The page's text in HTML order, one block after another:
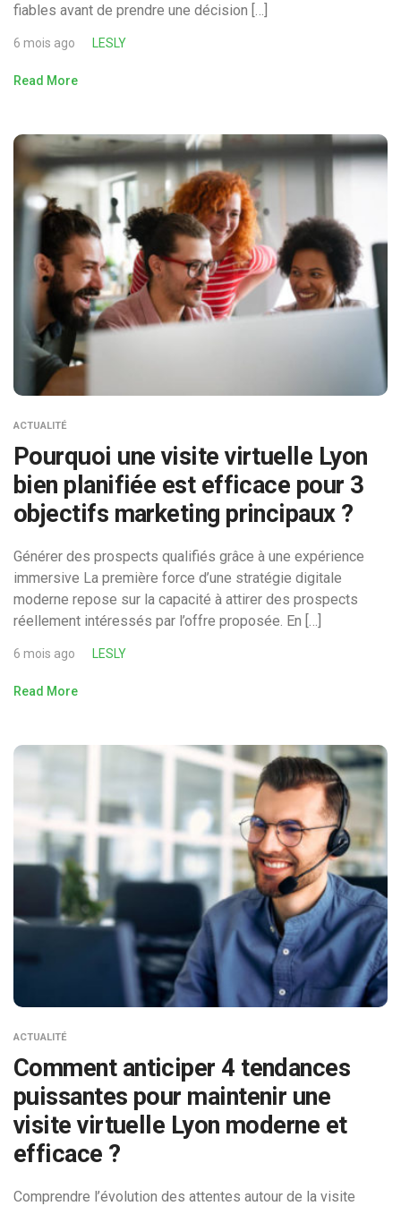
fiables avant de prendre une décision […]
6 mois ago LESLY
Read More
ACTUALITÉ
Pourquoi une visite virtuelle Lyon
bien planifiée est efficace pour 3
objectifs marketing principaux ?
Générer des prospects qualifiés grâce à une expérience
immersive La première force d’une stratégie digitale
moderne repose sur la capacité à attirer des prospects
réellement intéressés par l’offre proposée. En […]
6 mois ago LESLY
Read More
ACTUALITÉ
Comment anticiper 4 tendances
puissantes pour maintenir une
visite virtuelle Lyon moderne et
efficace ?
Comprendre l’évolution des attentes autour de la visite